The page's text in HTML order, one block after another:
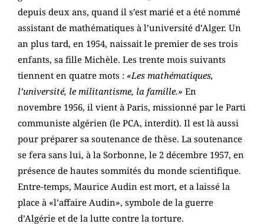
depuis deux ans, quand il s’est marié et a été nommé
assistant de mathématiques à l’université d’Alger. Un
an plus tard, en 1954, naissait le premier de ses trois
enfants, sa fille Michèle. Les trente mois suivants
tiennent en quatre mots : «Les mathématiques,
l’université, le militantisme, la famille.» En
novembre 1956, il vient à Paris, missionné par le Parti
communiste algérien (le PCA, interdit). Il est là aussi
pour préparer sa soutenance de thèse. La soutenance
se fera sans lui, à la Sorbonne, le 2 décembre 1957, en
présence de hautes sommités du monde scientifique.
Entre-temps, Maurice Audin est mort, et a laissé la
place à «l’affaire Audin», symbole de la guerre
d’Algérie et de la lutte contre la torture.